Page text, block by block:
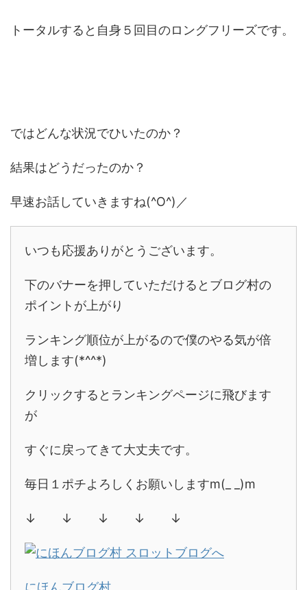
トータルすると自身５回目のロングフリーズです。
ではどんな状況でひいたのか？
結果はどうだったのか？
早速お話していきますね(^O^)／
いつも応援ありがとうございます。
下のバナーを押していただけるとブログ村の
ポイントが上がり
ランキング順位が上がるので僕のやる気が倍
増します(*^^*)
クリックするとランキングページに飛びます
が
すぐに戻ってきて大丈夫です。
毎日１ポチよろしくお願いしますm(_ _)m
↓ ↓ ↓ ↓ ↓
にほんブログ村